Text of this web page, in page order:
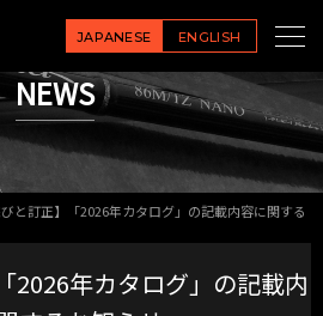
JAPANESE ENGLISH
NEWS
びと訂正】「2026年カタログ」の記載内容に関する
2026年カタログ」の記載内